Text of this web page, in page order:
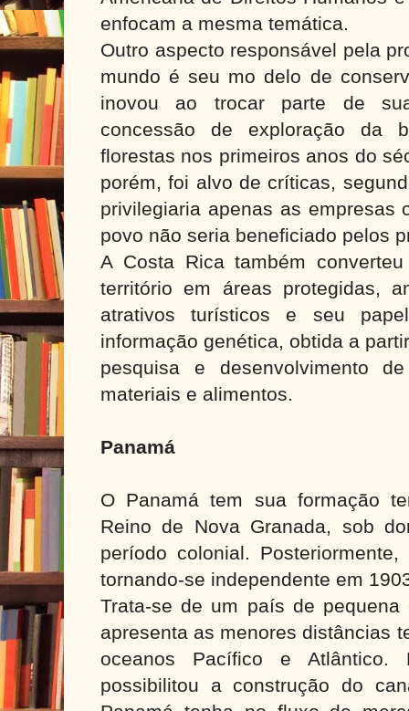
enfocam a mesma temática.
Outro aspecto responsável pela
mundo é seu mo delo de
inovou ao trocar parte de
concessão de exploração da
florestas nos primeiros anos do
porém, foi alvo de críticas,
privilegiaria apenas as empresas
povo não seria beneficiado pelos
A Costa Rica também
território em áreas protegidas,
atrativos turísticos e seu
informação genética, obtida a
pesquisa e desenvolvimento
materiais e alimentos.
Panamá
O Panamá tem sua formação
Reino de Nova Granada, sob
período colonial.
tornando-se independente em
Trata-se de um país de pequena
apresenta as menores distâncias
oceanos Pacífico e Atlântico.
possibilitou a construção do